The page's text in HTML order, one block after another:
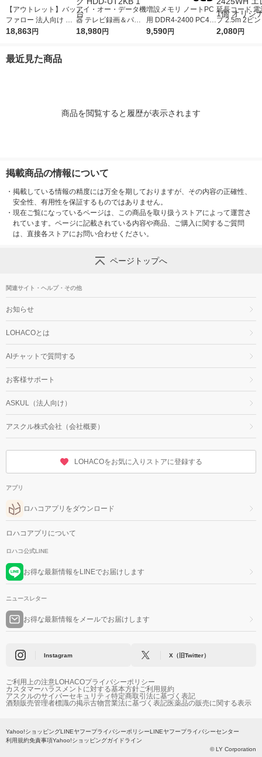
【アウトレット】バッ
ファロー 法人向け フ
リースポット導入キッ
18,863円
アイ・オー・データ機
器 テレビ録画＆パソ
コン両対応 外付けハ
18,980円
増設メモリ ノートPC
用 DDR4-2400 PC4-1
9200 8GB S.O.DIMM
9,590円
延長コード 電
プ 2.5m 2ピ
スイッチ付 雷
2,080円
最近見た商品
商品を閲覧すると履歴が表示されます
掲載商品の情報について
・ 掲載している情報の精度には万全を期しておりますが、その内容の正確性、
安全性、有用性を保証するものではありません。
・ 現在ご覧になっているページは、この商品を取り扱うストアによって運営さ
れています。ページに記載されている内容や商品、ご購入に関するご質問
は、直接各ストアにお問い合わせください。
ページトップへ
関連サイト・ヘルプ・その他
お知らせ
LOHACOとは
AIチャットで質問する
お客様サポート
ASKUL（法人向け）
アスクル株式会社（会社概要）
LOHACOをお気に入りストアに登録する
アプリ
ロハコアプリをダウンロード
ロハコアプリについて
ロハコ公式LINE
お得な最新情報をLINEでお届けします
ニュースレター
お得な最新情報をメールでお届けします
Instagram X（旧Twitter）
ご利用上の注意LOHACOプライバシーポリシー
カスタマーハラスメントに対する基本方針ご利用規約
アスクルのサイバーセキュリティ特定商取引法に基づく表記
酒類販売管理者標識の掲示古物営業法に基づく表記医薬品の販売に関する表示
Yahoo!ショッピングLINEヤフープライバシーポリシーLINEヤフープライバシーセンター
利用規約免責事項Yahoo!ショッピングガイドライン
© LY Corporation